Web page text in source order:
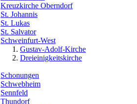
Kreuzkirche Oberndorf
St. Johannis
St. Lukas
St. Salvator
Schweinfurt-West
Gustav-Adolf-Kirche
Dreieinigkeitskirche
Schonungen
Schwebheim
Sennfeld
Thundorf